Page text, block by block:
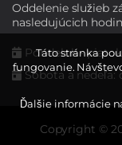
Oddelenie služieb
nasledujúcich
Pondelok -
Sobota a nedeľa:
Copyright ©
Táto stránka
fungovanie.
Ďalšie informácie